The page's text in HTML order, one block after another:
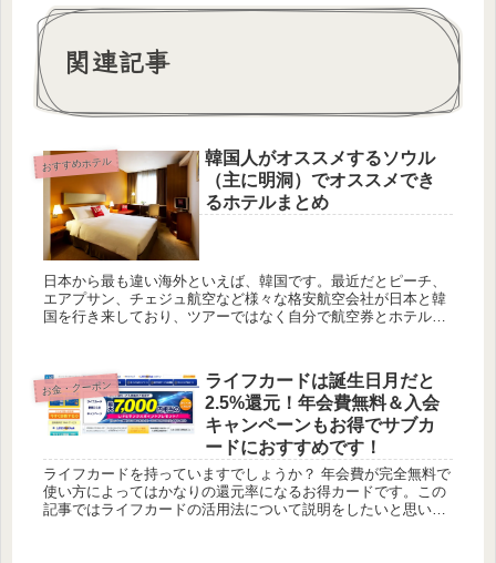
関連記事
おすすめホテル
韓国人がオススメするソウル
（主に明洞）でオススメでき
るホテルまとめ
日本から最も違い海外といえば、韓国です。最近だとピーチ、
エアプサン、チェジュ航空など様々な格安航空会社が日本と韓
国を行き来しており、ツアーではなく自分で航空券とホテルを
お金・クーポン
ライフカードは誕生日月だと
2.5%還元！年会費無料＆入会
キャンペーンもお得でサブカ
ードにおすすめです！
ライフカードを持っていますでしょうか？ 年会費が完全無料で
使い方によってはかなりの還元率になるお得カードです。この
記事ではライフカードの活用法について説明をしたいと思いま